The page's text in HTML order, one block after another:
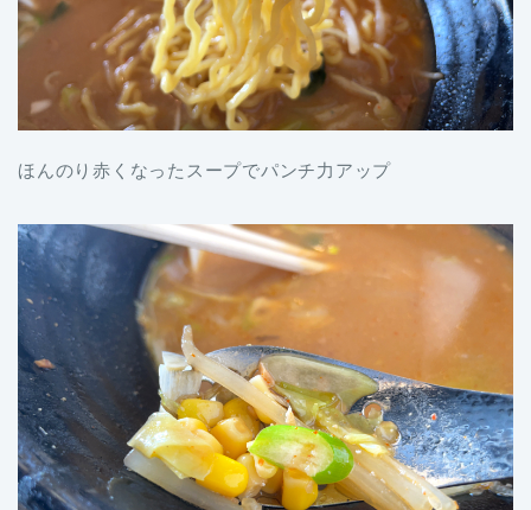
ほんのり赤くなったスープでパンチ力アップ